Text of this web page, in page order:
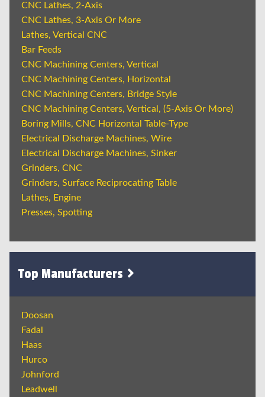
CNC Lathes, 2-Axis
CNC Lathes, 3-Axis Or More
Lathes, Vertical CNC
Bar Feeds
CNC Machining Centers, Vertical
CNC Machining Centers, Horizontal
CNC Machining Centers, Bridge Style
CNC Machining Centers, Vertical, (5-Axis Or More)
Boring Mills, CNC Horizontal Table-Type
Electrical Discharge Machines, Wire
Electrical Discharge Machines, Sinker
Grinders, CNC
Grinders, Surface Reciprocating Table
Lathes, Engine
Presses, Spotting
Top Manufacturers
Doosan
Fadal
Haas
Hurco
Johnford
Leadwell